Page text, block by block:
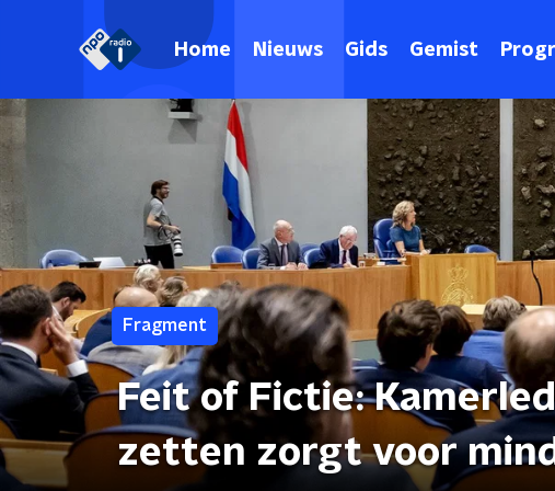
Home Nieuws Gids Gemist
Fragment
Feit of Fictie:
zetten zorgt voor